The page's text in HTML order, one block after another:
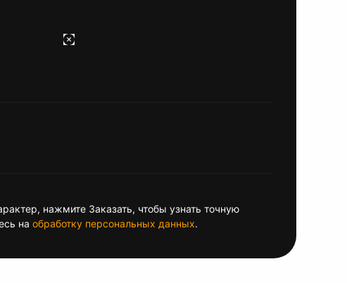
нажмите Заказать, чтобы узнать точную
на обработку персональных данных.